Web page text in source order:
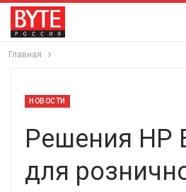
Главная
НОВОСТИ
Решения HP
для